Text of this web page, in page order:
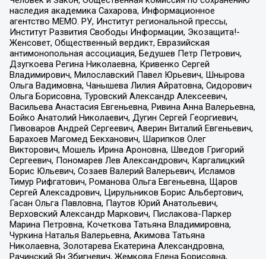
наследия академика Сахарова, Информационное
агентство МЕМО. РУ, Институт региональной прессы,
Институт Развития Свободы Информации, Экозащита!-
Женсовет, Общественный вердикт, Евразийская
антимонопольная ассоциация, Бедушев Петр Петрович,
Дзугкоева Регина Николаевна, Кривенко Сергей
Владимирович, Милославский Павел Юрьевич, Шнырова
Ольга Вадимовна, Чанышева Лилия Айратовна, Сидорович
Ольга Борисовна, Туровский Александр Алексеевич,
Васильева Анастасия Евгеньевна, Ривина Анна Валерьевна,
Бойко Анатолий Николаевич, Дугин Сергей Георгиевич,
Пивоваров Андрей Сергеевич, Аверин Виталий Евгеньевич,
Барахоев Магомед Бекханович, Шарипков Олег
Викторович, Мошель Ирина Ароновна, Шведов Григорий
Сергеевич, Пономарев Лев Александрович, Каргалицкий
Борис Юльевич, Созаев Валерий Валерьевич, Исламов
Тимур Рифгатович, Романова Ольга Евгеньевна, Щаров
Сергей Алексадрович, Цирульников Борис Альбертович,
Гасан Ольга Павловна, Паутов Юрий Анатольевич,
Верховский Александр Маркович, Пислакова-Паркер
Марина Петровна, Кочеткова Татьяна Владимировна,
Чуркина Наталья Валерьевна, Акимова Татьяна
Николаевна, Золотарева Екатерина Александровна,
Рачинский Ян Збигневич, Жемкова Елена Борисовна,